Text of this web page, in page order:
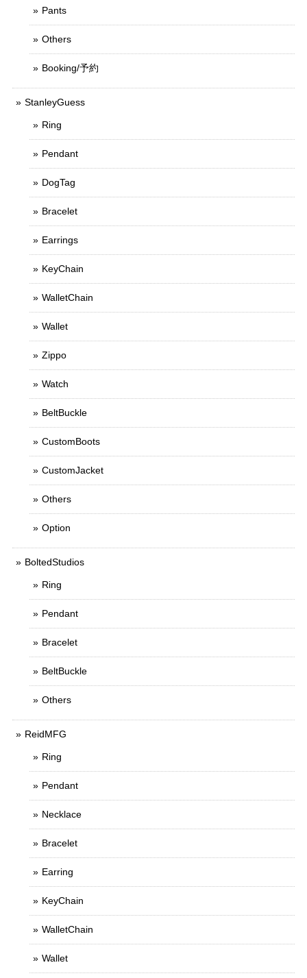
Pants
Others
Booking/予約
StanleyGuess
Ring
Pendant
DogTag
Bracelet
Earrings
KeyChain
WalletChain
Wallet
Zippo
Watch
BeltBuckle
CustomBoots
CustomJacket
Others
Option
BoltedStudios
Ring
Pendant
Bracelet
BeltBuckle
Others
ReidMFG
Ring
Pendant
Necklace
Bracelet
Earring
KeyChain
WalletChain
Wallet